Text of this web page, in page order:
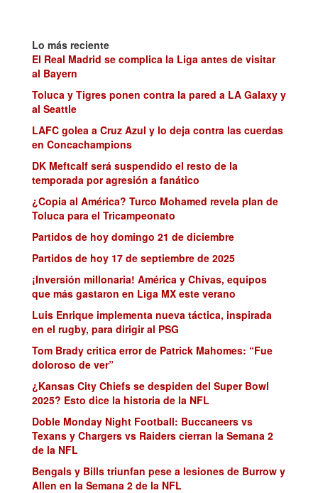
Lo más reciente
El Real Madrid se complica la Liga antes de visitar
al Bayern
Toluca y Tigres ponen contra la pared a LA Galaxy y
al Seattle
LAFC golea a Cruz Azul y lo deja contra las cuerdas
en Concachampions
DK Meftcalf será suspendido el resto de la
temporada por agresión a fanático
¿Copia al América? Turco Mohamed revela plan de
Toluca para el Tricampeonato
Partidos de hoy domingo 21 de diciembre
Partidos de hoy 17 de septiembre de 2025
¡Inversión millonaria! América y Chivas, equipos
que más gastaron en Liga MX este verano
Luis Enrique implementa nueva táctica, inspirada
en el rugby, para dirigir al PSG
Tom Brady critica error de Patrick Mahomes: “Fue
doloroso de ver”
¿Kansas City Chiefs se despiden del Super Bowl
2025? Esto dice la historia de la NFL
Doble Monday Night Football: Buccaneers vs
Texans y Chargers vs Raiders cierran la Semana 2
de la NFL
Bengals y Bills triunfan pese a lesiones de Burrow y
Allen en la Semana 2 de la NFL